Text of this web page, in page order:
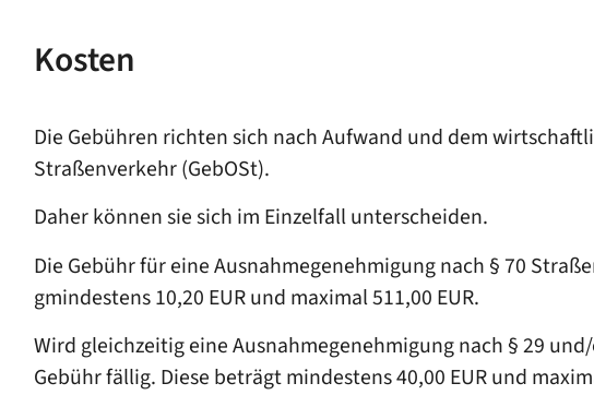
Kosten
Die Gebühren richten sich nach Aufwand und dem
Straßenverkehr (GebOSt).
Daher können sie sich im Einzelfall unterscheiden.
Die Gebühr für eine Ausnahmegenehmigung nach § 70
gmindestens 10,20 EUR und maximal 511,00 EUR.
Wird gleichzeitig eine Ausnahmegenehmigung nach § 29
Gebühr fällig. Diese beträgt mindestens 40,00 EUR und